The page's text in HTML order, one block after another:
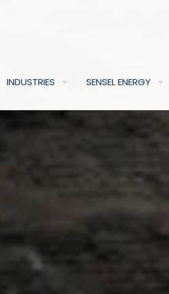
INDUSTRIES SENSEL ENERGY